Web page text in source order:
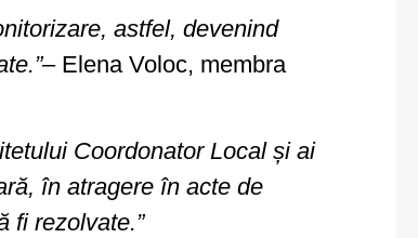
astfel, devenind
– Elena Voloc, membra
Coordonator Local și ai
în atragere în acte de
fi rezolvate.”